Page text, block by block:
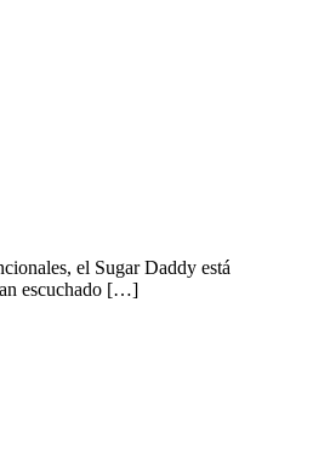
el Sugar Daddy está
escuchado […]